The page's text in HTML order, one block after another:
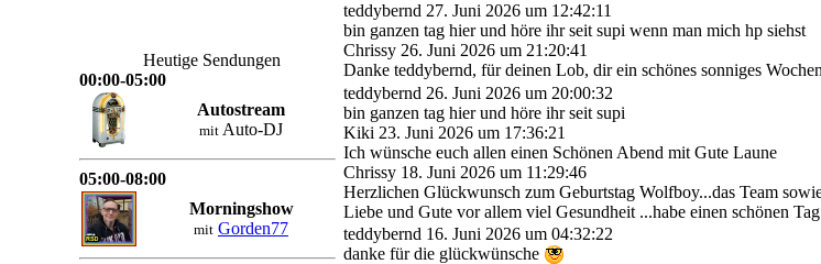
Heutige Sendungen
00:00-05:00
Autostream
mit Auto-DJ
05:00-08:00
Morningshow
mit Gorden77
teddybernd 27. Juni 2026 um 12:42:11
bin ganzen tag hier und höre ihr seit supi wenn man mich hp siehst
Chrissy 26. Juni 2026 um 21:20:41
Danke teddybernd, für deinen Lob, dir ein schönes sonniges
teddybernd 26. Juni 2026 um 20:00:32
bin ganzen tag hier und höre ihr seit supi
Kiki 23. Juni 2026 um 17:36:21
Ich wünsche euch allen einen Schönen Abend mit Gute Laune
Chrissy 18. Juni 2026 um 11:29:46
Herzlichen Glückwunsch zum Geburtstag Wolfboy...das Team
Liebe und Gute vor allem viel Gesundheit ...habe einen schönen Tag
teddybernd 16. Juni 2026 um 04:32:22
danke für die glückwünsche